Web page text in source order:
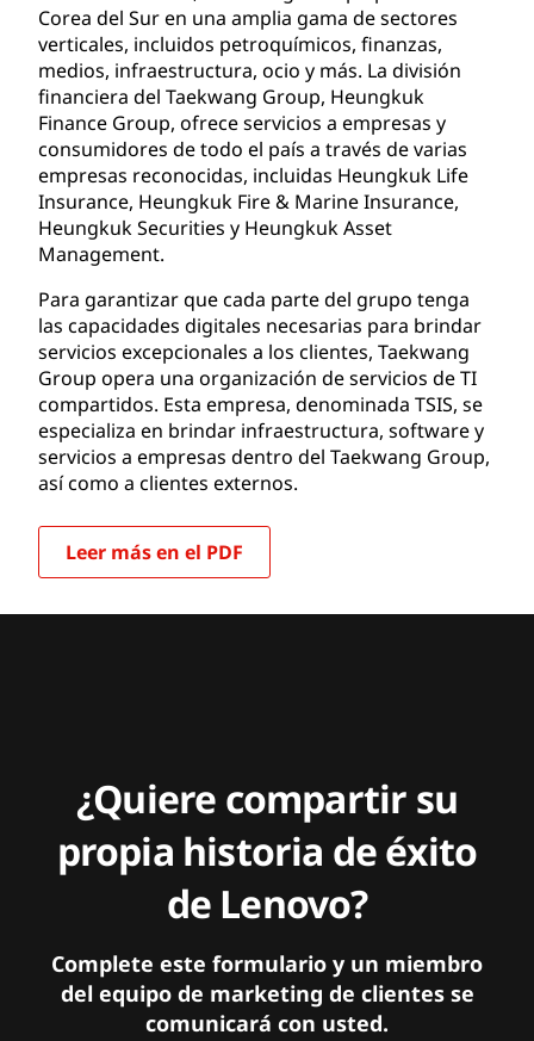
Corea del Sur en una amplia gama de sectores
verticales, incluidos petroquímicos, finanzas,
medios, infraestructura, ocio y más. La división
financiera del Taekwang Group, Heungkuk
Finance Group, ofrece servicios a empresas y
consumidores de todo el país a través de varias
empresas reconocidas, incluidas Heungkuk Life
Insurance, Heungkuk Fire & Marine Insurance,
Heungkuk Securities y Heungkuk Asset
Management.
Para garantizar que cada parte del grupo tenga
las capacidades digitales necesarias para brindar
servicios excepcionales a los clientes, Taekwang
Group opera una organización de servicios de TI
compartidos. Esta empresa, denominada TSIS, se
especializa en brindar infraestructura, software y
servicios a empresas dentro del Taekwang Group,
así como a clientes externos.
Leer más en el PDF
¿Quiere compartir su
propia historia de éxito
de Lenovo?
Complete este formulario y un miembro
del equipo de marketing de clientes se
comunicará con usted.